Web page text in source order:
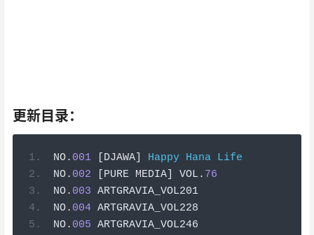
更新目录：
NO. 001 DJAWA] Happy Hana
Life
NO. 002 PURE MEDIA] VOL . 76
NO. 003 ARTGRAVIA_VOL201
NO. 004 ARTGRAVIA_VOL228
NO. 005 ARTGRAVIA_VOL246